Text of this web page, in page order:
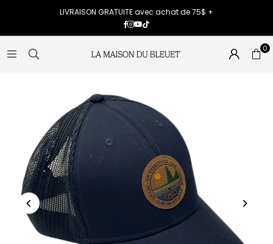
LIVRAISON GRATUITE avec achat de 75$ +
Facebook
Instagram
YouTube
TikTok
0